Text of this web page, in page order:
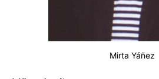
Mirta Yáñez